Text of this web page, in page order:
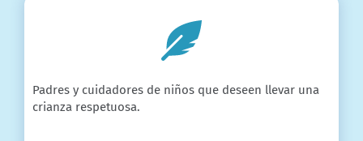
Padres y cuidadores de niños que deseen llevar una
crianza respetuosa.